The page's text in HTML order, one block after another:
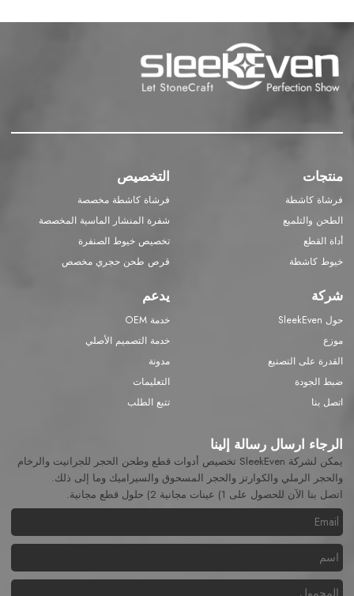
منتجات
فرشاة كاشطة
الطحن والتلميع
أداة القطع
خيوط كاشطة
التخصيص
فرشاة كاشطة مخصصة
شفرة المنشار الماسية المخصصة
تخصيص خيوط الصنفرة
قرص طحن حجري مخصص
شركة
حول SleekEven
موزع
القدرة على التصنيع
ضبط الجودة
اتصل بنا
يدعم
خدمة OEM
خدمة التصميم الأصلي
مدونة
التعليمات
تتبع الطلب
الرجاء ارسال رسالة إلينا
يمكن لشركة SleekEven تخصيص أدوات قطع وطحن الحجر للجرانيت والرخام
والحجر الرملي والكوارتز والحجر المسحوق والسيراميك وما إلى ذلك.
اتصل بنا الآن للحصول على 1) عينات مجانية 2) حلول قطع مجانية.